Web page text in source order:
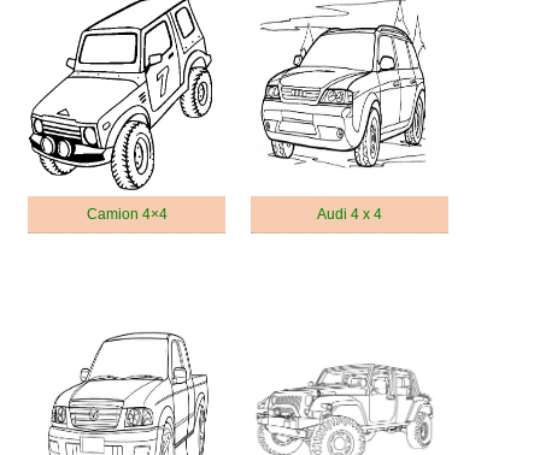
Camion 4×4 Audi 4 x 4